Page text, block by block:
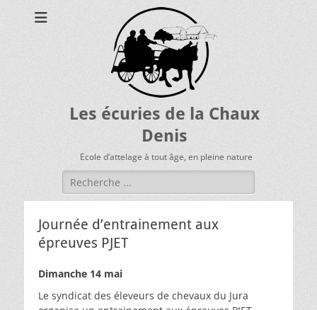
Les écuries de la Chaux
Denis
Ecole d’attelage à tout âge, en pleine nature
Rechercher :
Journée d’entrainement aux
épreuves PJET
Dimanche 14 mai
Le syndicat des éleveurs de chevaux du Jura